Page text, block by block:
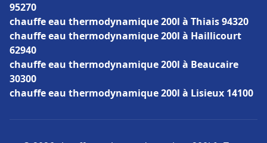
95270
chauffe eau thermodynamique 200l à Thiais 94320
chauffe eau thermodynamique 200l à Haillicourt
62940
chauffe eau thermodynamique 200l à Beaucaire
30300
chauffe eau thermodynamique 200l à Lisieux 14100